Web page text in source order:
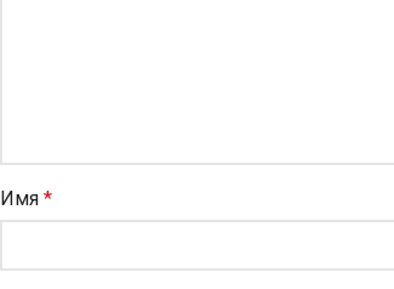
Имя *